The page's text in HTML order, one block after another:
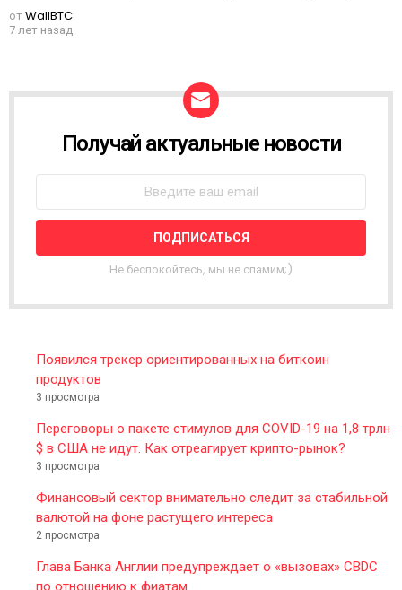
отWallBTC
7 лет назад
W
L
T
R
Получай актуальные новости
Не беспокойтесь, мы не спамим;)
Появился трекер ориентированных на биткоин
продуктов
3 просмотра
Переговоры о пакете стимулов для COVID-19 на 1,8 трлн
$ в США не идут. Как отреагирует крипто-рынок?
3 просмотра
Финансовый сектор внимательно следит за стабильной
валютой на фоне растущего интереса
2 просмотра
Глава Банка Англии предупреждает о «вызовах» CBDC